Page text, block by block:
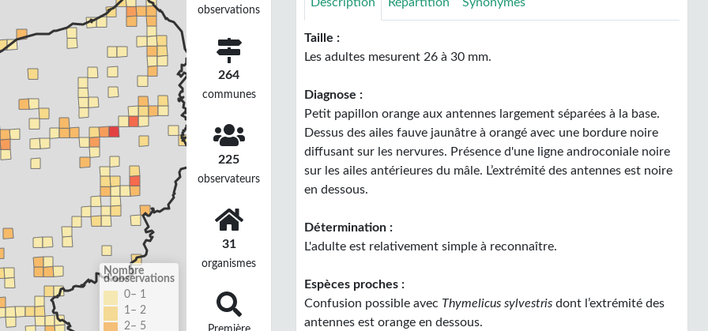
Nombre
d'observations
0– 1
1– 2
2– 5
observations
264
communes
225
observateurs
31
organismes
Taille :
Les adultes mesurent 26 à 30 mm.
Diagnose :
Petit papillon orange aux antennes largement séparées à la base.
Dessus des ailes fauve jaunâtre à orangé avec une bordure noire
diffusant sur les nervures. Présence d'une ligne androconiale noire
sur les ailes antérieures du mâle. L’extrémité des antennes est noire
en dessous.
Détermination :
L'adulte est relativement simple à reconnaître.
Espèces proches :
Confusion possible avec Thymelicus sylvestrisdont l’extrémité des
antennes est orange en dessous.